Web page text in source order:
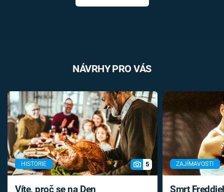
NÁVRHY PRO VÁS
HISTORIE 5
Víte, proč se na Den
ZAJÍMAVOSTI
Smrt